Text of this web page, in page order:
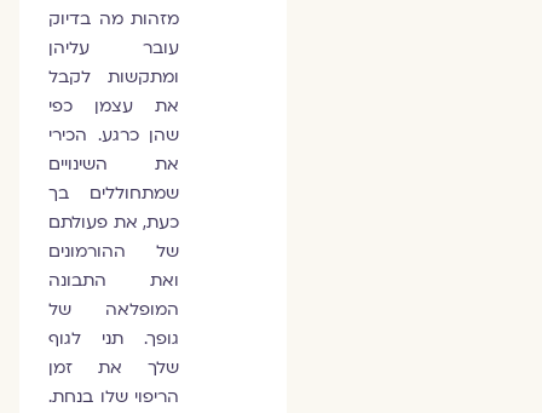
מזהות מה בדיוק
עובר עליהן
ומתקשות לקבל
את עצמן כפי
שהן כרגע. הכירי
את השינויים
שמתחוללים בך
כעת, את פעולתם
של ההורמונים
ואת התבונה
המופלאה של
גופך. תני לגוף
שלך את זמן
הריפוי שלו בנחת.